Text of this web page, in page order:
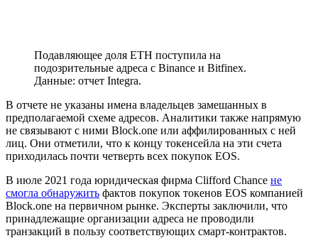
Подавляющее доля ETH поступила на
подозрительные адреса с Binance и Bitfinex.
Данные: отчет Integra.
В отчете не указаны имена владельцев замешанных в
предполагаемой схеме адресов. Аналитики также напрямую
не связывают с ними Block.one или аффилированных с ней
лиц. Они отметили, что к концу токенсейла на эти счета
приходилась почти четверть всех покупок EOS.
В июле 2021 года юридическая фирма Clifford Chance не
смогла обнаружить фактов покупок токенов EOS компанией
Block.one на первичном рынке. Эксперты заключили, что
принадлежащие организации адреса не проводили
транзакций в пользу соответствующих смарт-контрактов.